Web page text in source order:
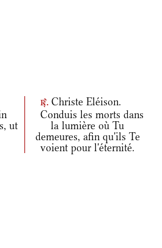
r. Christe Eléison.
ut
Conduis les morts dans
la lumière où Tu
demeures, afin qu'ils Te
voient pour l'éternité.